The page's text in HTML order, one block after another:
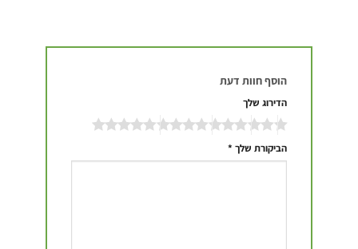
הוסף חוות דעת
הדירוג שלך
הביקורת שלך *